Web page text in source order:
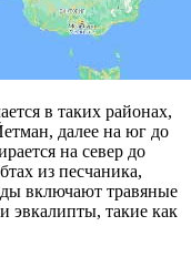
в таких районах,
далее на юг до
на север до
из песчаника,
включают травяные
эвкалипты, такие как